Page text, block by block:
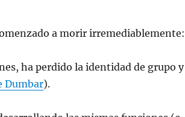
a morir irremediablemente:
ha perdido la identidad de grupo y
Dumbar).